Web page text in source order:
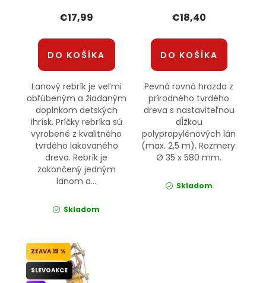
€17,99
DO KOŠÍKA
Lanový rebrík je veľmi
obľúbeným a žiadaným
doplnkom detských
ihrísk. Príčky rebríka sú
vyrobené z kvalitného
tvrdého lakovaného
dreva. Rebrík je
zakončený jedným
lanom a...
Skladom
€18,40
DO KOŠÍKA
Pevná rovná hrazda z
prírodného tvrdého
dreva s nastaviteľnou
dĺžkou
polypropylénových lán
(max. 2,5 m). Rozmery:
Ø 35 x 580 mm.
Skladom
19 %
SLEVOAKCE